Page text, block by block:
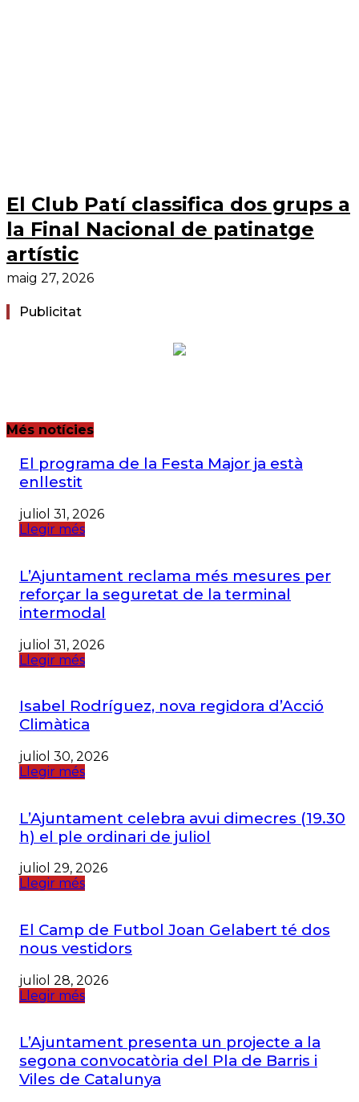
El Club Patí classifica dos grups a
la Final Nacional de patinatge
artístic
maig 27, 2026
Publicitat
Més notícies
El programa de la Festa Major ja està
enllestit
juliol 31, 2026
Llegir més
L’Ajuntament reclama més mesures per
reforçar la seguretat de la terminal
intermodal
juliol 31, 2026
Llegir més
Isabel Rodríguez, nova regidora d’Acció
Climàtica
juliol 30, 2026
Llegir més
L’Ajuntament celebra avui dimecres (19.30
h) el ple ordinari de juliol
juliol 29, 2026
Llegir més
El Camp de Futbol Joan Gelabert té dos
nous vestidors
juliol 28, 2026
Llegir més
L’Ajuntament presenta un projecte a la
segona convocatòria del Pla de Barris i
Viles de Catalunya